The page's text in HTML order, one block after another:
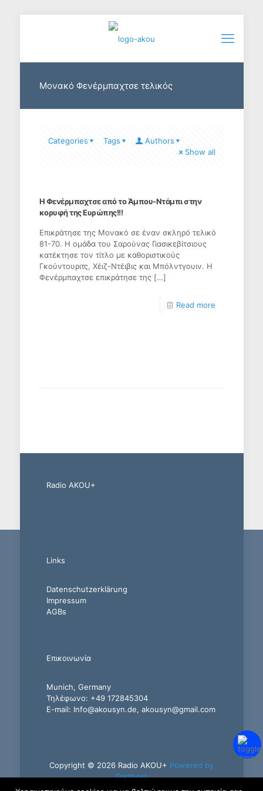
Μονακό Φενέρμπαχτσε τελικός
Categories Tags
Authors
Show all
Η Φενέρμπαχτσε από το Άμπου-Ντάμπι στην
κορυφή της Ευρώπης!!!
Επικράτησε της Μονακό σε έναν σκληρό τελικό
81-70. Η ομάδα του Σαρούνας Γιασικεβίτσιους
κατέκτησε τον τίτλο με καθοριστικούς
Γκούντουριτς, Χέιζ-Ντέιβις και Μπόλντγουιν. Η
Φενέρμπαχτσε επικράτησε της[…]
Read more
Radio AKOU+
Links
Datenschutzerklärung
Impressum
AGBs
Επικοινωνία
Munich, Germany
Τηλέφωνο: +49 172845304
E-mail: Info@akousyn.de, akousyn@gmail.com
Copyright © 2026 Radio AKOU+ Powered by
Darthost